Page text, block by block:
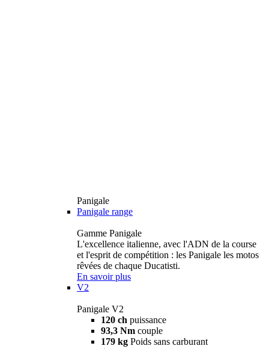
Panigale
Panigale range
Gamme Panigale
L'excellence italienne, avec l'ADN de la course
et l'esprit de compétition : les Panigale les motos
rêvées de chaque Ducatisti.
En savoir plus
V2
Panigale V2
120 ch puissance
93,3 Nm couple
179 kg Poids sans carburant